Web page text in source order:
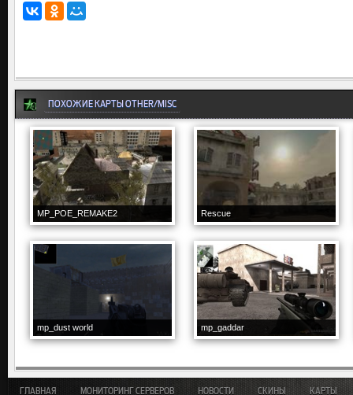
ПОХОЖИЕ КАРТЫ OTHER/MISC
MP_POE_REMAKE2 Rescue
mp_dust world mp_gaddar
ГЛАВНАЯ МОНИТОРИНГ СЕРВЕРОВ НОВОСТИ СКИНЫ КАРТЫ